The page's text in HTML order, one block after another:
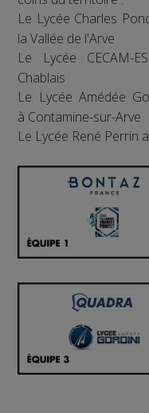
Le Lycée Charles
la Vallée de l'Arve
Le Lycée CECAM-
Chablais
Le Lycée Amédée
à Contamine-sur-Arve
Le Lycée René Perrin